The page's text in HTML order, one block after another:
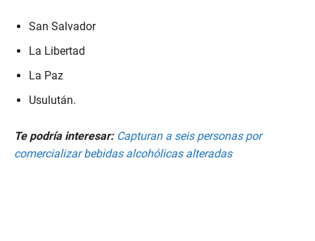
San Salvador
La Libertad
La Paz
Usulután.
Te podría interesar: Capturan a seis personas por
comercializar bebidas alcohólicas alteradas